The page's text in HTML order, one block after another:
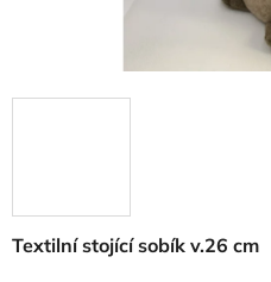
Textilní stojící sobík v.26 cm